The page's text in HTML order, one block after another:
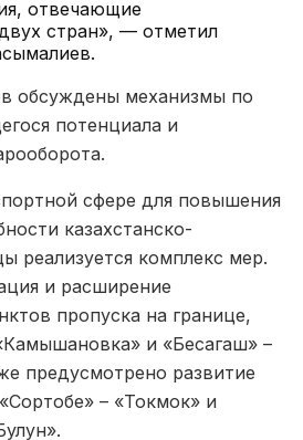
отвечающие
стран», — отметил
обсуждены механизмы по
потенциала и
сфере для повышения
казахстанско-
реализуется комплекс мер.
и расширение
пропуска на границе,
и «Бесагаш» –
предусмотрено развитие
– «Токмок» и